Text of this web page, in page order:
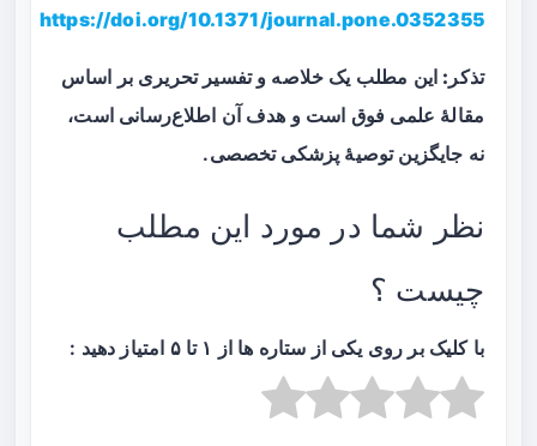
https://doi.org/10.1371/journal.pone.0352355
تذکر: این مطلب یک خلاصه و تفسیر تحریری بر اساس
مقالهٔ علمی فوق است و هدف آن اطلاع‌رسانی است،
نه جایگزین توصیهٔ پزشکی تخصصی.
نظر شما در مورد این مطلب
چیست ؟
با کلیک بر روی یکی از ستاره ها از ۱ تا ۵ امتیاز دهید :